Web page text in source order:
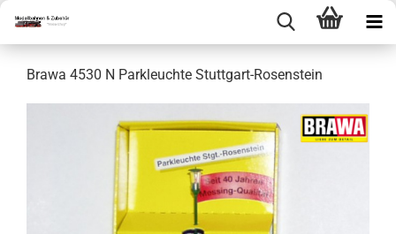
Brawa 4530 N Parkleuchte Stuttgart-Rosenstein